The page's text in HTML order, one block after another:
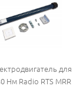
для
Нм Radio RTS MRR